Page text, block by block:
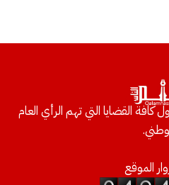
القضايا التي تهم الرأي العام
الموقع